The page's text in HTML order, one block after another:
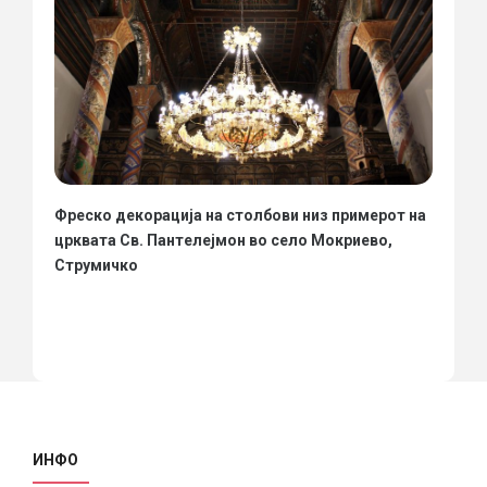
Фреско декорација на столбови низ примерот на
црквата Св. Пантелејмон во село Мокриево,
Струмичко
ИНФО